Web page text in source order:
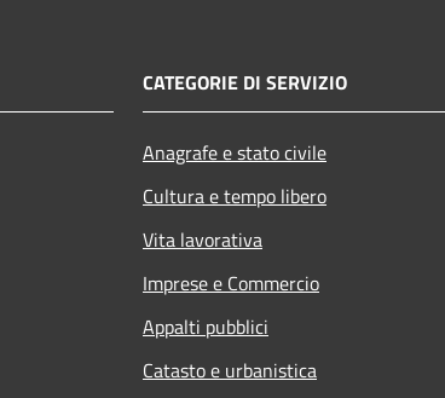
CATEGORIE DI SERVIZIO
Anagrafe e stato civile
Cultura e tempo libero
Vita lavorativa
Imprese e Commercio
Appalti pubblici
Catasto e urbanistica